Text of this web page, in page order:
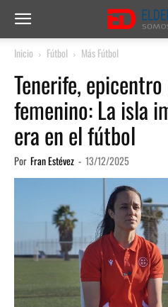
Inicio Fútbol Más Fútbol
Tenerife,
femenino: La isla
era en el fútbol
Por Fran Estévez - 13/12/2025